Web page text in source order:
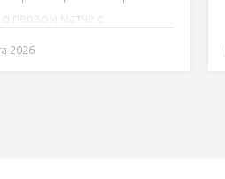
о первом матче с
2026